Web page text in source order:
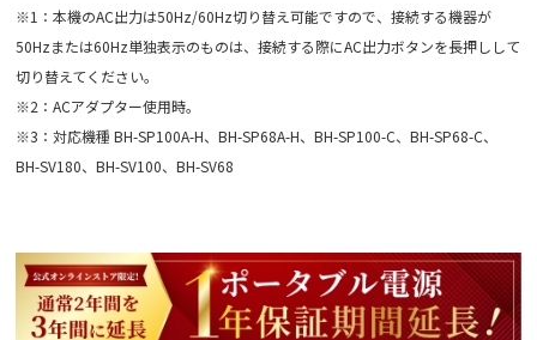
※1：本機のAC出力は50Hz/60Hz切り替え可能ですので、接続する機器が
50Hzまたは60Hz単独表示のものは、接続する際にAC出力ボタンを長押しして
切り替えてください。
※2：ACアダプター使用時。
※3：対応機種 BH-SP100A-H、BH-SP68A-H、BH-SP100-C、BH-SP68-C、
BH-SV180、BH-SV100、BH-SV68